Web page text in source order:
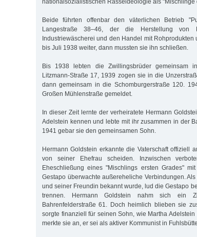
Beide führten offenbar den väterlichen Betrieb
Langestraße 38–46, der die Herstellung von
Industriewäscherei und den Handel mit Rohprodukten
bis Juli 1938 weiter, dann mussten sie ihn schließen.
Bis 1938 lebten die Zwillingsbrüder gemeinsam
Litzmann-Straße 17, 1939 zogen sie in die
dann gemeinsam in die Schomburgerstraße 120.
Großen Mühlenstraße gemeldet.
In dieser Zeit lernte der verheiratete Hermann
Adelstein kennen und lebte mit ihr zusammen in der
1941 gebar sie den gemeinsamen Sohn.
Hermann Goldstein erkannte die Vaterschaft offiziell
von seiner Ehefrau scheiden. Inzwischen
Eheschließung eines "Mischlings ersten Grades"
Gestapo überwachte außereheliche Verbindungen.
und seiner Freundin bekannt wurde, lud die Gestapo
trennen. Hermann Goldstein nahm sich ein
Bahrenfelderstraße 61. Doch heimlich blieben sie
sorgte finanziell für seinen Sohn, wie Martha
merkte sie an, er sei als aktiver Kommunist in